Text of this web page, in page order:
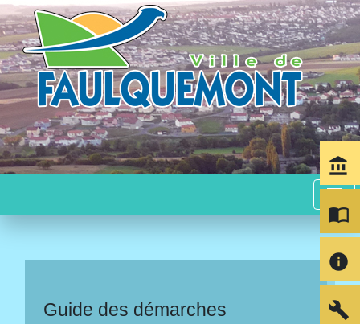
menu
Guide des démarches
account_balance
import_contacts
info
build